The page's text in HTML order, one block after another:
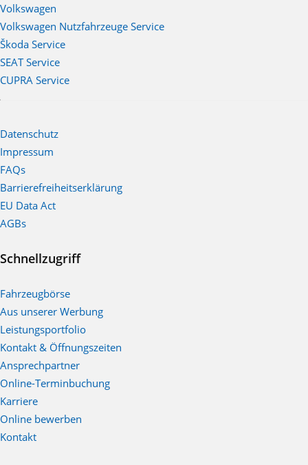
Volkswagen
Volkswagen Nutzfahrzeuge Service
Škoda Service
SEAT Service
CUPRA Service
Datenschutz
Impressum
FAQs
Barrierefreiheitserklärung
EU Data Act
AGBs
Schnellzugriff
Fahrzeugbörse
Aus unserer Werbung
Leistungsportfolio
Kontakt & Öffnungszeiten
Ansprechpartner
Online-Terminbuchung
Karriere
Online bewerben
Kontakt